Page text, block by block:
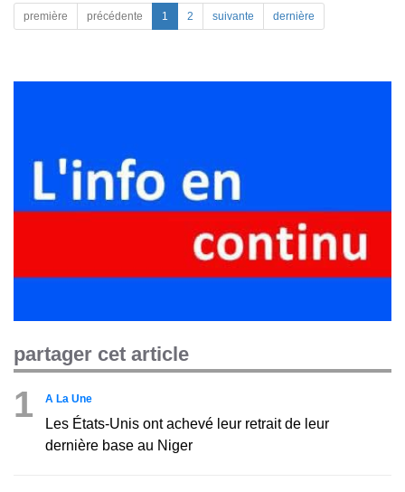
première précédente 1 2 suivante dernière
partager cet article
1 A La Une
Les États-Unis ont achevé leur retrait de leur
dernière base au Niger